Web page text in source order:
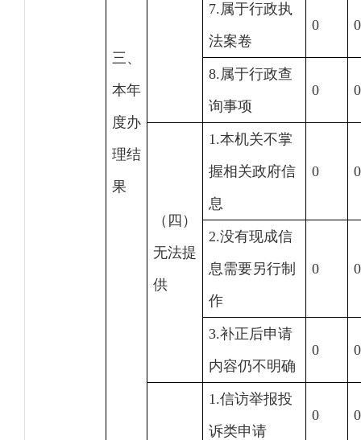
三、
本年
度办
理结
果
7.属于行政执
法案卷
0 0
8.属于行政查
询事项
0 0
（四）
无法提
供
1.本机关不掌
握相关政府信
息
0 0
2.没有现成信
息需要另行制
作
0 0
3.补正后申请
内容仍不明确
0 0
1.信访举报投
诉类申请
0 0